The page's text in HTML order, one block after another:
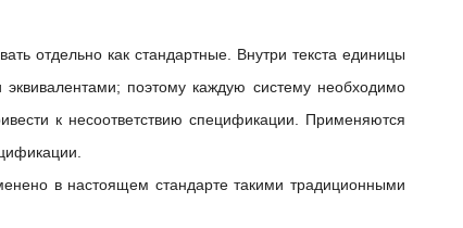
отдельно как стандартные. Внутри текста единицы
поэтому каждую систему необходимо
к несоответствию спецификации. Применяются
в настоящем стандарте такими традиционными